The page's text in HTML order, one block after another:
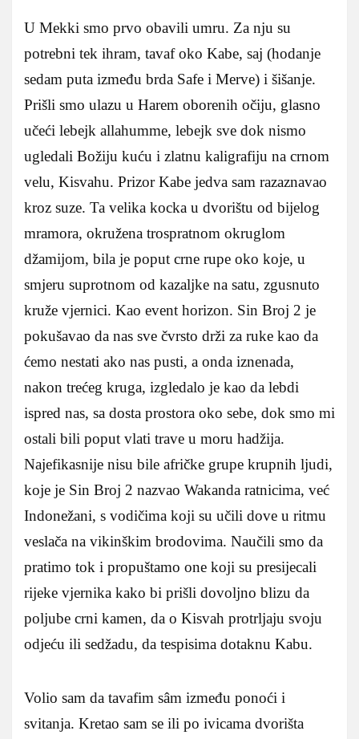
U Mekki smo prvo obavili umru. Za nju su
potrebni tek ihram, tavaf oko Kabe, saj (hodanje
sedam puta između brda Safe i Merve) i šišanje.
Prišli smo ulazu u Harem oborenih očiju, glasno
učeći lebejk allahumme, lebejk sve dok nismo
ugledali Božiju kuću i zlatnu kaligrafiju na crnom
velu, Kisvahu. Prizor Kabe jedva sam razaznavao
kroz suze. Ta velika kocka u dvorištu od bijelog
mramora, okružena trospratnom okruglom
džamijom, bila je poput crne rupe oko koje, u
smjeru suprotnom od kazaljke na satu, zgusnuto
kruže vjernici. Kao event horizon. Sin Broj 2 je
pokušavao da nas sve čvrsto drži za ruke kao da
ćemo nestati ako nas pusti, a onda iznenada,
nakon trećeg kruga, izgledalo je kao da lebdi
ispred nas, sa dosta prostora oko sebe, dok smo mi
ostali bili poput vlati trave u moru hadžija.
Najefikasnije nisu bile afričke grupe krupnih ljudi,
koje je Sin Broj 2 nazvao Wakanda ratnicima, već
Indonežani, s vodičima koji su učili dove u ritmu
veslača na vikinškim brodovima. Naučili smo da
pratimo tok i propuštamo one koji su presijecali
rijeke vjernika kako bi prišli dovoljno blizu da
poljube crni kamen, da o Kisvah protrljaju svoju
odjeću ili sedžadu, da tespisima dotaknu Kabu.
Volio sam da tavafim sâm između ponoći i
svitanja. Kretao sam se ili po ivicama dvorišta